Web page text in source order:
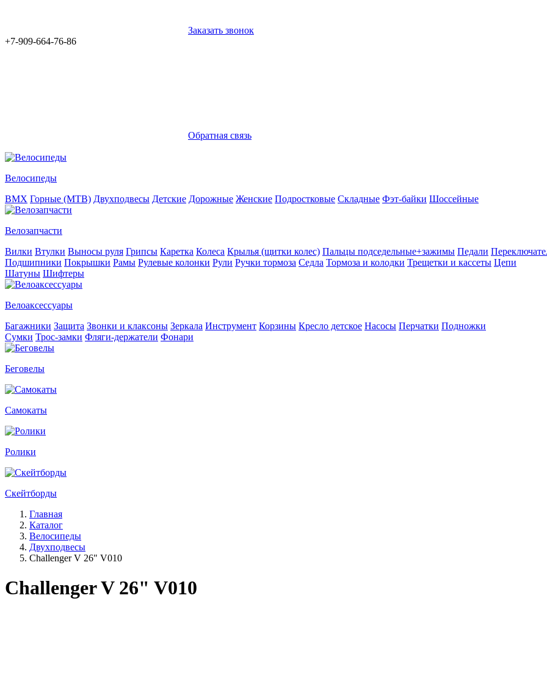
Заказать звонок
+7-909-664-76-86
Обратная связь
Велосипеды
BMX Горные (MTB) Двухподвесы Детские Дорожные Женские Подростковые Складные Фэт-байки Шоссейные
Велозапчасти
Вилки Втулки Выносы руля Грипсы Каретка Колеса Крылья (щитки колес) Пальцы подседельные+зажимы Педали
Подшипники Покрышки Рамы Рулевые колонки Рули Ручки тормоза Седла Тормоза и колодки Трещетки и кассеты Цепи
Шатуны Шифтеры
Велоаксессуары
Багажники Защита Звонки и клаксоны Зеркала Инструмент Корзины Кресло детское Насосы Перчатки Подножки
Сумки Трос-замки Фляги-держатели Фонари
Беговелы
Самокаты
Ролики
Скейтборды
Главная
Каталог
Велосипеды
Двухподвесы
Challenger V 26" V010
Challenger V 26" V010